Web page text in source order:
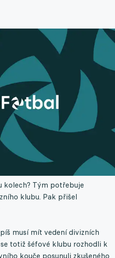
kolech? Tým potřebuje
klubu. Pak přišel
musí mít vedení divizních
totiž šéfové klubu rozhodli k
kouče posunuli zkušeného